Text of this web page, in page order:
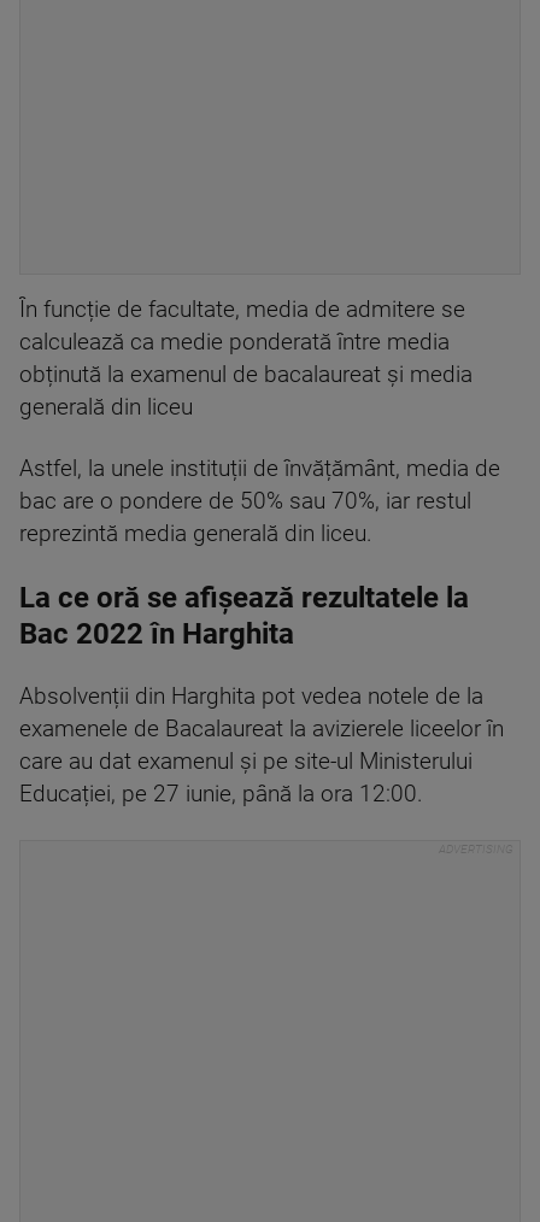
În funcție de facultate, media de admitere se
calculează ca medie ponderată între media
obținută la examenul de bacalaureat și media
generală din liceu
Astfel, la unele instituții de învățământ, media de
bac are o pondere de 50% sau 70%, iar restul
reprezintă media generală din liceu.
La ce oră se afișează rezultatele la
Bac 2022 în Harghita
Absolvenții din Harghita pot vedea notele de la
examenele de Bacalaureat la avizierele liceelor în
care au dat examenul și pe site-ul Ministerului
Educației, pe 27 iunie, până la ora 12:00.